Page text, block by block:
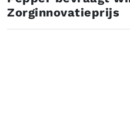
Zorginnovatieprijs